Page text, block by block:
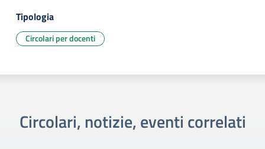
Tipologia
Circolari per docenti
Circolari, notizie, eventi correlati